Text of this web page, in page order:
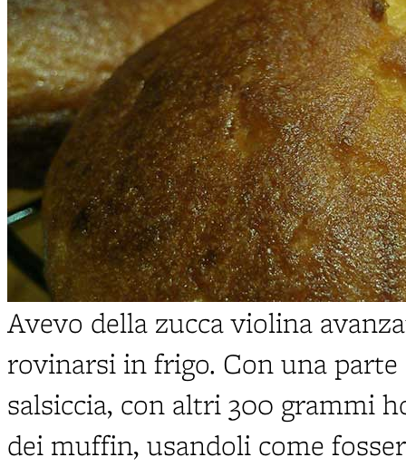
Avevo della zucca violina
rovinarsi in frigo. Con una
salsiccia, con altri 300 grammi
dei muffin, usandoli come